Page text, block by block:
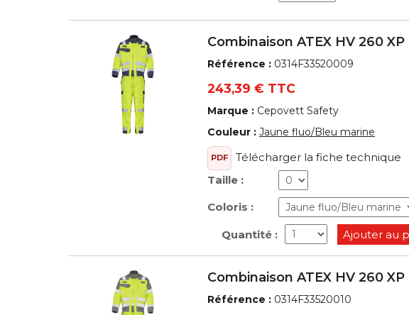
Combinaison ATEX HV 260 XP
Référence : 0314F33520009
243,39 € TTC
Marque : Cepovett Safety
Couleur : Jaune fluo/Bleu marine
PDF
Télécharger la fiche technique
Taille :
Coloris :
Quantité : Ajouter au
Combinaison ATEX HV 260 XP
Référence : 0314F33520010